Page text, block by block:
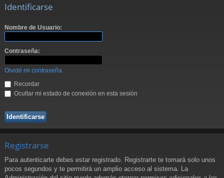
Identificarse
Nombre de Usuario:
Contraseña:
Olvidé mi contraseña
Recordar
Ocultar mi estado de conexión en esta sesión
Registrarse
Para autenticarte debes estar registrado. Registrarte te tomará solo unos
pocos segundos y te permitirá un amplio acceso al sistema. La